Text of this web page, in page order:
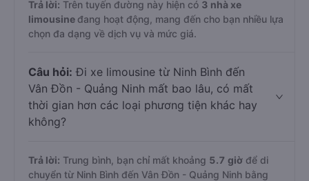
Trả lời: Trên tuyến đường này hiện có 3 nhà xe
limousine đang hoạt động, mang đến cho bạn nhiều lựa
chọn đa dạng về dịch vụ và mức giá.
Câu hỏi: Đi xe limousine từ Ninh Bình đến
Vân Đồn - Quảng Ninh mất bao lâu, có mất
thời gian hơn các loại phương tiện khác hay
không?
Trả lời: Trung bình, bạn chỉ mất khoảng 5.7 giờ để di
chuyển từ Ninh Bình đến Vân Đồn - Quảng Ninh bằng